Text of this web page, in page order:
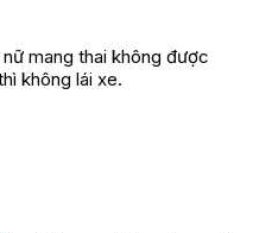
mang thai không được
không lái xe.